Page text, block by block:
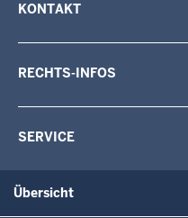
KONTAKT
RECHTS-INFOS
SERVICE
Übersicht